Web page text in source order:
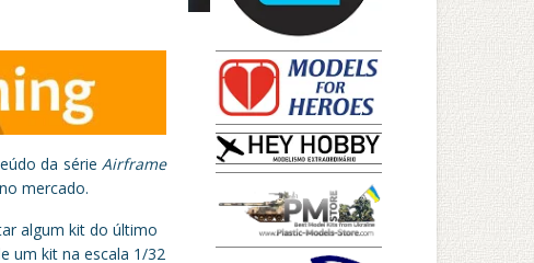
da sérieAirframe
mercado.
algum kit do último
um kit na escala 1/32